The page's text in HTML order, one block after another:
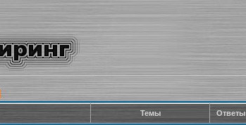
Темы Ответы